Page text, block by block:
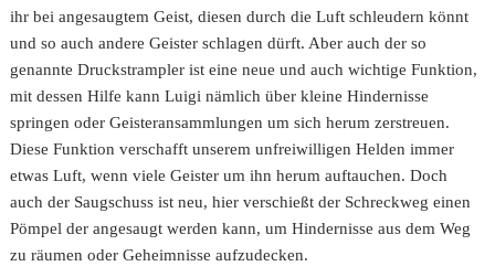
ihr bei angesaugtem Geist, diesen durch die Luft schleudern könnt
und so auch andere Geister schlagen dürft. Aber auch der so
genannte Druckstrampler ist eine neue und auch wichtige Funktion,
mit dessen Hilfe kann Luigi nämlich über kleine Hindernisse
springen oder Geisteransammlungen um sich herum zerstreuen.
Diese Funktion verschafft unserem unfreiwilligen Helden immer
etwas Luft, wenn viele Geister um ihn herum auftauchen. Doch
auch der Saugschuss ist neu, hier verschießt der Schreckweg einen
Pömpel der angesaugt werden kann, um Hindernisse aus dem Weg
zu räumen oder Geheimnisse aufzudecken.